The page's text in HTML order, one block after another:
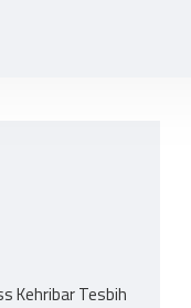
Kehribar Tesbih